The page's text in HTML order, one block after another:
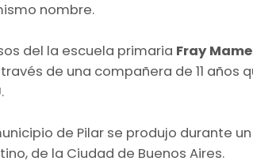
nombre.
del la escuela primaria Fray
de una compañera de 11 años
de Pilar se produjo durante
de la Ciudad de Buenos Aires.